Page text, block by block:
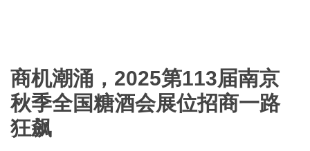
商机潮涌，2025第113届南京
秋季全国糖酒会展位招商一路
狂飙